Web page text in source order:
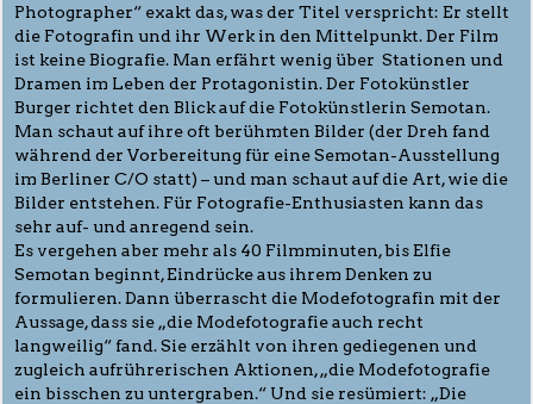
Photographer“ exakt das, was der Titel verspricht: Er stellt
die Fotografin und ihr Werk in den Mittelpunkt. Der Film
ist keine Biografie. Man erfährt wenig über Stationen und
Dramen im Leben der Protagonistin. Der Fotokünstler
Burger richtet den Blick auf die Fotokünstlerin Semotan.
Man schaut auf ihre oft berühmten Bilder (der Dreh fand
während der Vorbereitung für eine Semotan-Ausstellung
im Berliner C/O statt) – und man schaut auf die Art, wie die
Bilder entstehen. Für Fotografie-Enthusiasten kann das
sehr auf- und anregend sein.
Es vergehen aber mehr als 40 Filmminuten, bis Elfie
Semotan beginnt, Eindrücke aus ihrem Denken zu
formulieren. Dann überrascht die Modefotografin mit der
Aussage, dass sie „die Modefotografie auch recht
langweilig“ fand. Sie erzählt von ihren gediegenen und
zugleich aufrührerischen Aktionen, „die Modefotografie
ein bisschen zu untergraben.“ Und sie resümiert: „Die